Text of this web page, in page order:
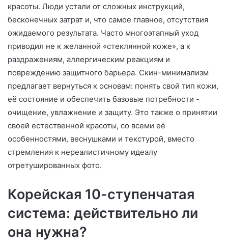
красоты. Люди устали от сложных инструкций,
бесконечных затрат и, что самое главное, отсутствия
ожидаемого результата. Часто многоэтапный уход
приводил не к желанной «стеклянной коже», а к
раздражениям, аллергическим реакциям и
повреждению защитного барьера. Скин-минимализм
предлагает вернуться к основам: понять свой тип кожи,
её состояние и обеспечить базовые потребности -
очищение, увлажнение и защиту. Это также о принятии
своей естественной красоты, со всеми её
особенностями, веснушками и текстурой, вместо
стремления к нереалистичному идеалу
отретушированных фото.
Корейская 10-ступенчатая
система: действительно ли
она нужна?